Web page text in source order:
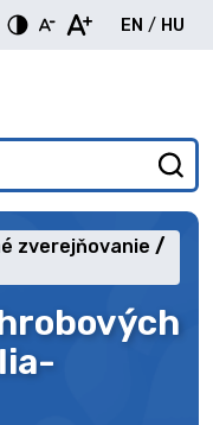
EN
English
/ HU
zverejňovanie